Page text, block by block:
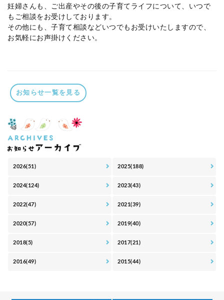
妊婦さんも、ご出産やその後の子育てライフについて、いつで
もご相談をお受けしております。
その他にも、子育て相談などいつでもお受けいたしますので、
お気軽にお声掛けください。
お知らせ一覧を見る
2026(51) 2025(188)
2024(124) 2023(43)
2022(47) 2021(39)
2020(57) 2019(40)
2018(5) 2017(21)
2016(49) 2015(44)